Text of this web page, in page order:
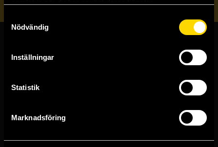
Nödvändig
Inställningar
Statistik
Marknadsföring
Butiker & kundtjänst
Västerlånggatan 48
Göteborgsbutiken
Kungsgatan 19